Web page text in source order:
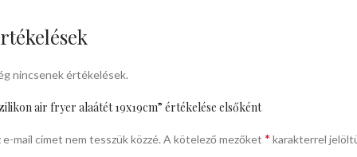
nincsenek értékelések.
air fryer alaátét 19x19cm” értékelése elsőként
e-mail címet nem tesszük közzé. A kötelező mezőket * karakterrel